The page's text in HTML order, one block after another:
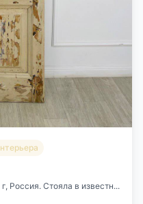
Россия. Стояла в известн...